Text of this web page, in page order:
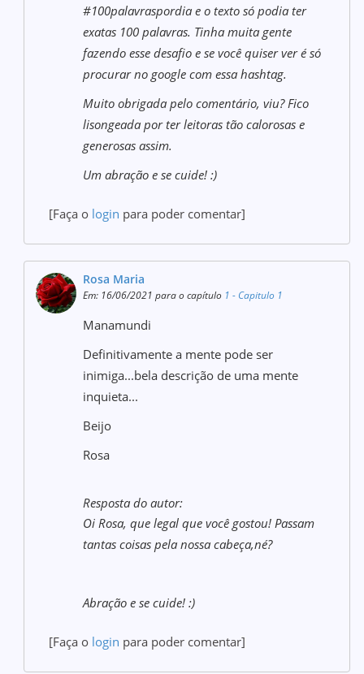
#100palavraspordia e o texto só podia ter
exatas 100 palavras. Tinha muita gente
fazendo esse desafio e se você quiser ver é só
procurar no google com essa hashtag.
Muito obrigada pelo comentário, viu? Fico
lisongeada por ter leitoras tão calorosas e
generosas assim.
Um abração e se cuide! :)
[Faça o login para poder comentar]
Rosa Maria
Em: 16/06/2021 para o capítulo 1 - Capitulo 1
Manamundi
Definitivamente a mente pode ser
inimiga...bela descrição de uma mente
inquieta...
Beijo
Rosa
Resposta do autor:
Oi Rosa, que legal que você gostou! Passam
tantas coisas pela nossa cabeça,né?
Abração e se cuide! :)
[Faça o login para poder comentar]